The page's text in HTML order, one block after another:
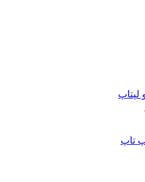
لپتاپ
تاپ